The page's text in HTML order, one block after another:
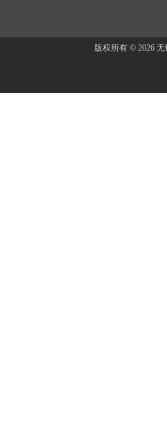
版权所有 © 2026